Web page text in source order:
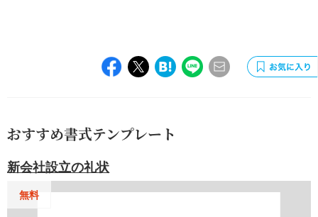
おすすめ書式テンプレート
新会社設立の礼状
無料